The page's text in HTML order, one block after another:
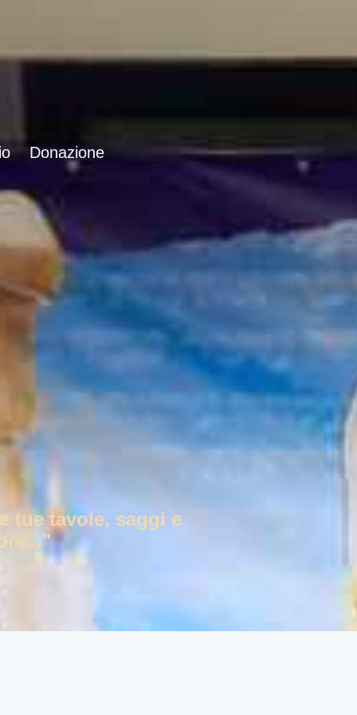
Donazione
tue tavole, saggi e